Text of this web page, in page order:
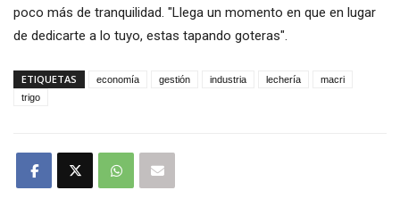
poco más de tranquilidad. "Llega un momento en que en lugar
de dedicarte a lo tuyo, estas tapando goteras".
ETIQUETAS economía gestión industria lechería
macri
trigo